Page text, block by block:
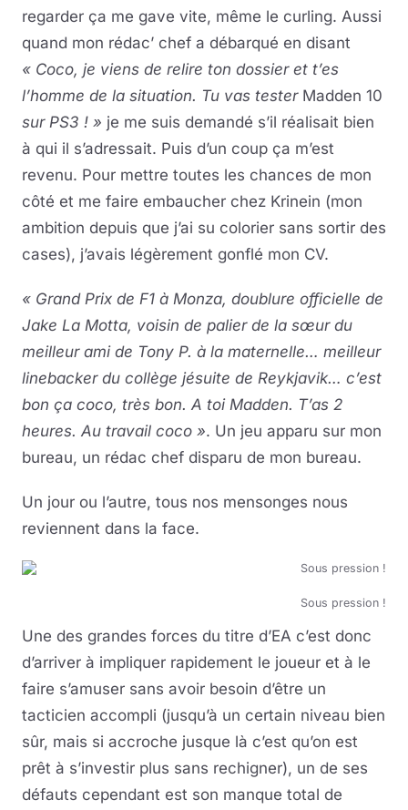
regarder ça me gave vite, même le curling. Aussi
quand mon rédac’ chef a débarqué en disant
« Coco, je viens de relire ton dossier et t’es
l’homme de la situation. Tu vas testerMadden 10
sur PS3 ! » je me suis demandé s’il réalisait bien
à qui il s’adressait. Puis d’un coup ça m’est
revenu. Pour mettre toutes les chances de mon
côté et me faire embaucher chez Krinein (mon
ambition depuis que j’ai su colorier sans sortir des
cases), j’avais légèrement gonflé mon CV.
« Grand Prix de F1 à Monza, doublure officielle de
Jake La Motta, voisin de palier de la sœur du
meilleur ami de Tony P. à la maternelle… meilleur
linebacker du collège jésuite de Reykjavik… c’est
bon ça coco, très bon. A toi Madden. T’as 2
heures. Au travail coco ». Un jeu apparu sur mon
bureau, un rédac chef disparu de mon bureau.
Un jour ou l’autre, tous nos mensonges nous
reviennent dans la face.
Sous pression !
Une des grandes forces du titre d’EA c’est donc
d’arriver à impliquer rapidement le joueur et à le
faire s’amuser sans avoir besoin d’être un
tacticien accompli (jusqu’à un certain niveau bien
sûr, mais si accroche jusque là c’est qu’on est
prêt à s’investir plus sans rechigner), un de ses
défauts cependant est son manque total de